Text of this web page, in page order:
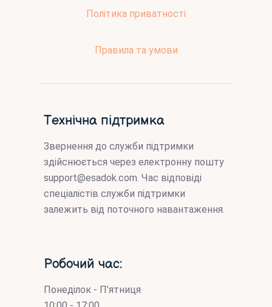
Політика приватності
Правила та умови
Технічна підтримка
Звернення до служби підтримки
здійснюється через електронну пошту
support@esadok.com. Час відповіді
спеціалістів служби підтримки
залежить від поточного навантаження.
Робочий час:
Понеділок - П’ятниця